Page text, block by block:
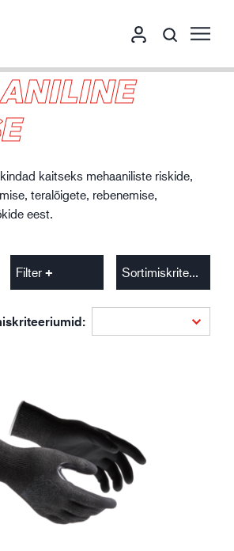
kaitseks mehaaniliste riskide,
teralõigete, rebenemise,
eest.
Filter Sortimiskriteeriumid